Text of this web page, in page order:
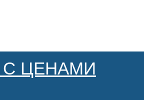
ЦЕНАМИ